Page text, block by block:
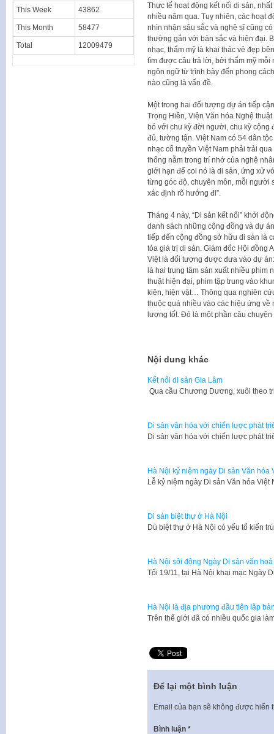
Thực tế hoạt động kết nối di sản,
nhiều năm qua. Tuy nhiên, các hoạt
nhìn nhận sâu sắc và nghệ sĩ cũng
thường gắn với bản sắc và hiện đại.
nhạc, thẩm mỹ là khai thác vẻ đẹp
tìm được câu trả lời, bởi thẩm mỹ mỗi
ngôn ngữ từ trình bày đến phong
nào cũng là vấn đề.
Một trong hai đối tượng dự án tiếp
Trọng Hiền, Viện Văn hóa Nghệ
bó với chu kỳ đời người, chu kỳ cộng
đủ, tường tận. Việt Nam có 54 dân
nhạc cổ truyền Việt Nam phải trải
thống nằm trong trí nhớ của nghệ
giới hạn để coi nó là di sản, ứng xử
từng góc độ, chuyên môn, mỗi người
xác định rõ hướng đi”.
Tháng 4 này, “Di sản kết nối” khởi
danh sách những cộng đồng và dự
tiếp đến cộng đồng sở hữu di sản là
tỏa giá trị di sản. Giám đốc Hội đồng
Việt là đối tượng được đưa vào dự
là hai trung tâm sản xuất nhiều phim
thuật hiện đại, phim tập trung vào
kiện, hiện vật… Thông qua nghiên
thuộc quá nhiều vào các hiệu ứng về
lượng tốt. Đó là một phần câu
Nội dung khác
Kết nối di sản Gia Lâm
Qua cầu Chương Dương, xuôi theo
Di sản văn hóa với chiến lược phát
Di sản văn hóa với chiến lược phát
Hà Nội kỷ niệm ngày Di sản Văn hóa
Lễ kỷ niệm ngày Di sản Văn hóa
Di sản biệt thự ở Hà Nội
​Dù biệt thự ở Hà Nội có yếu tố kiến
Hà Nội sôi động Ngày Di sản văn
​Tối 19/11, tại Hà Nội khai mạc Ngày
Hà Nội là địa phương đầu tiên lập
Trên thế giới đã có nhiều quốc gia
Để lại một bình luận
Email của bạn sẽ không được hiển
Bình luận *
This Week 43862
This Month 58477
Total 12009479